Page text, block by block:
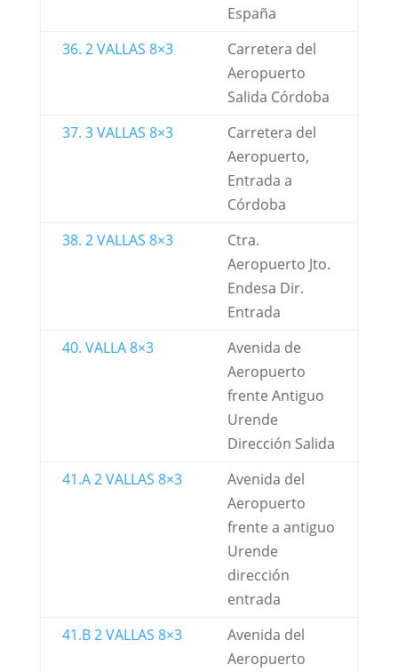
España
36. 2 VALLAS 8×3
Carretera del
Aeropuerto
Salida Córdoba
37. 3 VALLAS 8×3
Carretera del
Aeropuerto,
Entrada a
Córdoba
38. 2 VALLAS 8×3
Ctra.
Aeropuerto Jto.
Endesa Dir.
Entrada
40. VALLA 8×3
Avenida de
Aeropuerto
frente Antiguo
Urende
Dirección Salida
41.A 2 VALLAS 8×3
Avenida del
Aeropuerto
frente a antiguo
Urende
dirección
entrada
41.B 2 VALLAS 8×3
Avenida del
Aeropuerto